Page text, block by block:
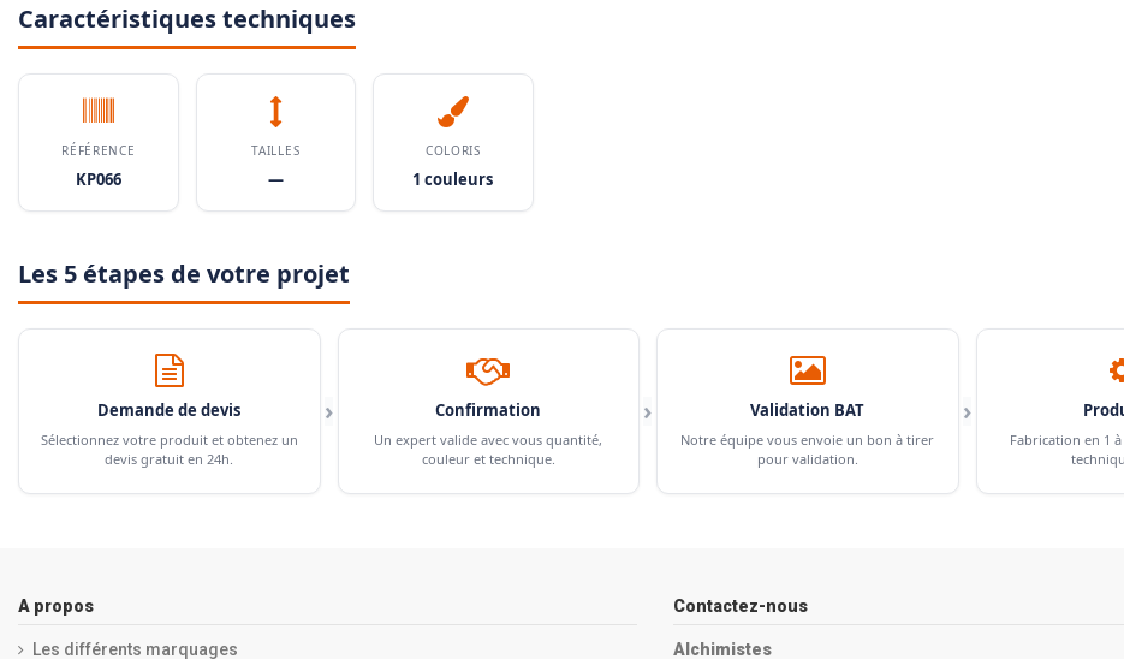
Caractéristiques techniques
RÉFÉRENCE
KP066
TAILLES
—
COLORIS
1 couleurs
Les 5 étapes de votre projet
Demande de devis
Sélectionnez votre produit et obtenez un
devis gratuit en 24h.
› Confirmation
Un expert valide avec vous quantité,
couleur et technique.
› Validation BAT
Notre équipe vous envoie un bon à tirer
pour validation.
›
Fabrication en 1
A propos
Les différents marquages
Contactez-nous
Alchimistes